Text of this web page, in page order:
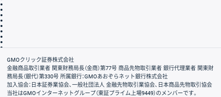
会社案内
GMOクリック証券株式会社
金融商品取引業者 関東財務局長（金商）第77号 商品先物取引業者 銀行代理業者 関東財
務局長（銀代）第330号 所属銀行：GMOあおぞらネット銀行株式会社
加入協会：日本証券業協会、一般社団法人 金融先物取引業協会、日本商品先物取引協会
当社はGMOインターネットグループ（東証プライム上場9449）のメンバーです。